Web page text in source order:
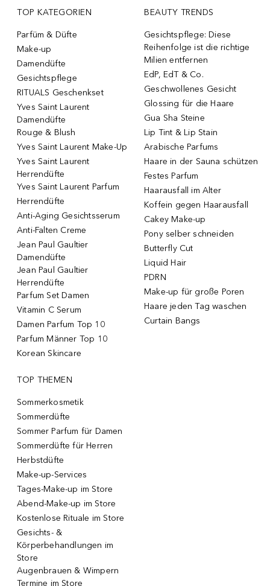
TOP KATEGORIEN
Parfüm & Düfte
Make-up
Damendüfte
Gesichtspflege
RITUALS Geschenkset
Yves Saint Laurent
Damendüfte
Rouge & Blush
Yves Saint Laurent Make-Up
Yves Saint Laurent
Herrendüfte
Yves Saint Laurent Parfum
Herrendüfte
Anti-Aging Gesichtsserum
Anti-Falten Creme
Jean Paul Gaultier
Damendüfte
Jean Paul Gaultier
Herrendüfte
Parfum Set Damen
Vitamin C Serum
Damen Parfum Top 10
Parfum Männer Top 10
Korean Skincare
BEAUTY TRENDS
Gesichtspflege: Diese
Reihenfolge ist die richtige
Milien entfernen
EdP, EdT & Co.
Geschwollenes Gesicht
Glossing für die Haare
Gua Sha Steine
Lip Tint & Lip Stain
Arabische Parfums
Haare in der Sauna schützen
Festes Parfum
Haarausfall im Alter
Koffein gegen Haarausfall
Cakey Make-up
Pony selber schneiden
Butterfly Cut
Liquid Hair
PDRN
Make-up für große Poren
Haare jeden Tag waschen
Curtain Bangs
TOP THEMEN
Sommerkosmetik
Sommerdüfte
Sommer Parfum für Damen
Sommerdüfte für Herren
Herbstdüfte
Make-up-Services
Tages-Make-up im Store
Abend-Make-up im Store
Kostenlose Rituale im Store
Gesichts- &
Körperbehandlungen im
Store
Augenbrauen & Wimpern
Termine im Store